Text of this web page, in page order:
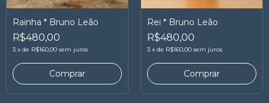
Rainha * Bruno Leão
R$480,00
3 x de R$160,00 sem juros
Rei * Bruno Leão
R$480,00
3 x de R$160,00 sem juros